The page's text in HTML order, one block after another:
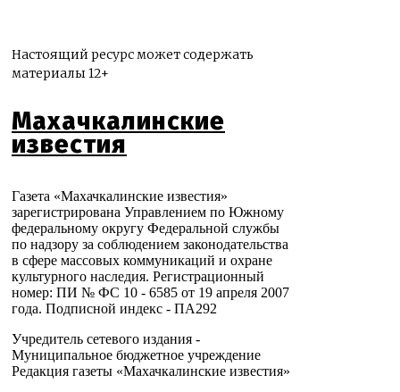
Настоящий ресурс может содержать
материалы 12+
Махачкалинские
известия
Газета «Махачкалинские известия»
зарегистрирована Управлением по Южному
федеральному округу Федеральной службы
по надзору за соблюдением законодательства
в сфере массовых коммуникаций и охране
культурного наследия. Регистрационный
номер: ПИ № ФС 10 - 6585 от 19 апреля 2007
года. Подписной индекс - ПА292
Учредитель сетевого издания -
Муниципальное бюджетное учреждение
Редакция газеты «Махачкалинские известия»